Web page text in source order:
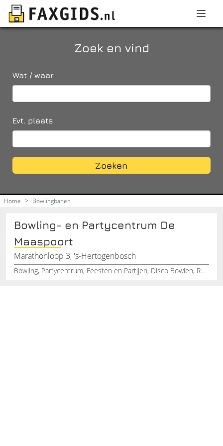
Zoek en vind
Wat / waar
Evt. plaats
Zoeken
Home > Bowlingbanen
Bowling- en Partycentrum De
Maaspoort
Marathonloop 3, 's-Hertogenbosch
Bowling, Partycentrum, Feesten en Partijen, Disco Bowlen, Restaurant/Grillarrangementen